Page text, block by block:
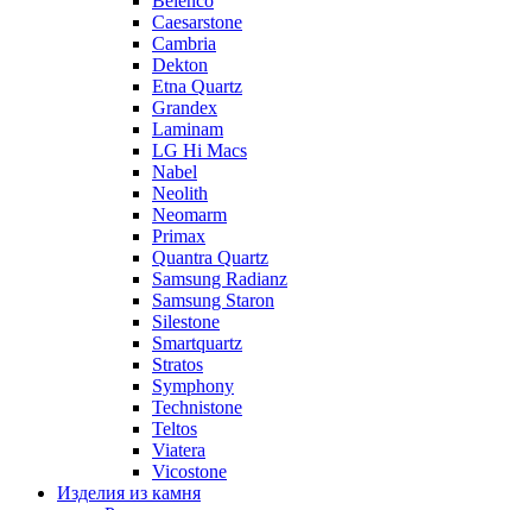
Caesarstone
Cambria
Dekton
Etna Quartz
Grandex
Laminam
LG Hi Macs
Nabel
Neolith
Neomarm
Primax
Quantra Quartz
Samsung Radianz
Samsung Staron
Silestone
Smartquartz
Stratos
Symphony
Technistone
Teltos
Viatera
Vicostone
Изделия из камня